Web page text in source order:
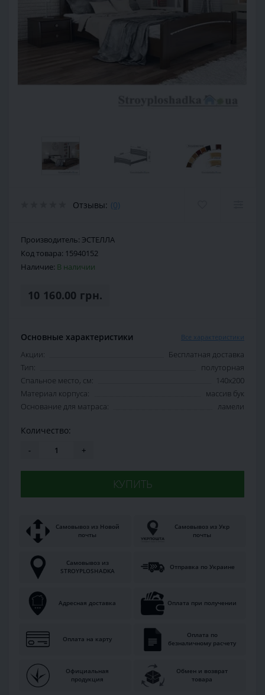
Отзывы: (0)
Производитель: ЭСТЕЛЛА
Код товара: 15940152
Наличие: В наличии
10 160.00 грн.
Основные характеристики Все характеристики
Акции:
Бесплатная доставка
Тип:
полуторная
Спальное место, см:
140х200
Материал корпуса:
массив бук
Основание для матраса:
ламели
Количество:
- +
КУПИТЬ
Самовывоз из Новой
почты
Самовывоз из Укр
почты
Самовывоз из
STROYPLOSHADKA
Отправка по Украине
Адресная доставка Оплата при получении
Оплата на карту
Оплата по
безналичному расчету
Официальная
продукция
Обмен и возврат
товара